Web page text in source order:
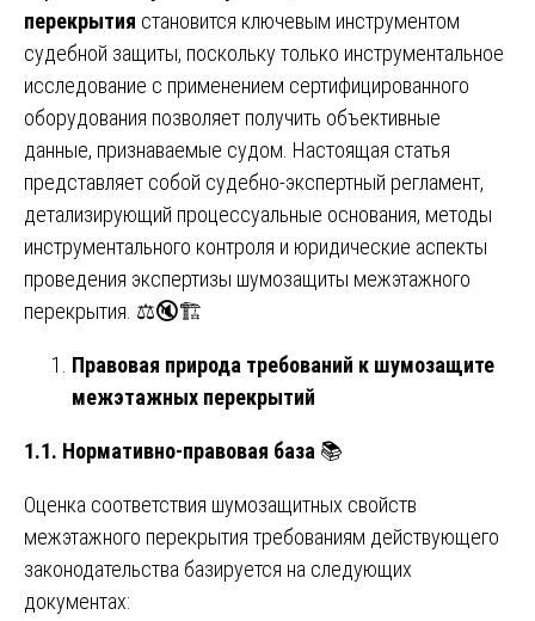
перекрытия становится ключевым инструментом
судебной защиты, поскольку только инструментальное
исследование с применением сертифицированного
оборудования позволяет получить объективные
данные, признаваемые судом. Настоящая статья
представляет собой судебно-экспертный регламент,
детализирующий процессуальные основания, методы
инструментального контроля и юридические аспекты
проведения экспертизы шумозащиты межэтажного
перекрытия. ⚖️🔇🏗️
Правовая природа требований к шумозащите
межэтажных перекрытий
1.1. Нормативно-правовая база 📚
Оценка соответствия шумозащитных свойств
межэтажного перекрытия требованиям действующего
законодательства базируется на следующих
документах: